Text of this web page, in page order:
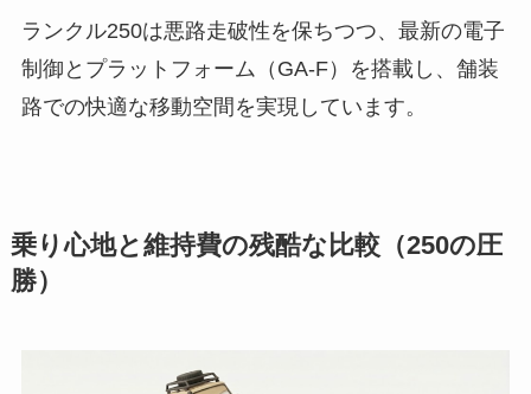
ランクル250は悪路走破性を保ちつつ、最新の電子
制御とプラットフォーム（GA-F）を搭載し、舗装
路での快適な移動空間を実現しています。
乗り心地と維持費の残酷な比較（250の圧
勝）